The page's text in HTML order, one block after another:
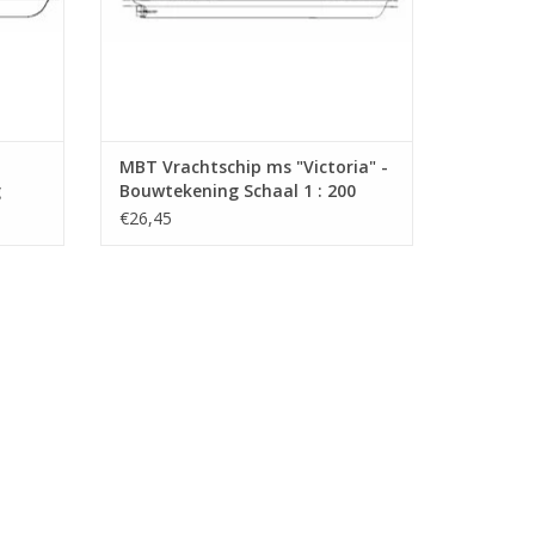
MBT Vrachtschip ms "Victoria" -
Bouwtekening Schaal 1 : 200
(10.10.022)
€26,45